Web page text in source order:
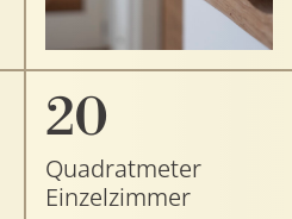
20
Quadratmeter
Einzelzimmer